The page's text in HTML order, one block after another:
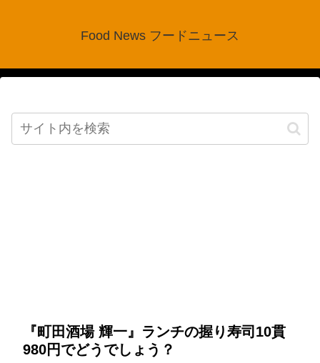
Food News フードニュース
『町田酒場 輝一』ランチの握り寿司10貫
980円でどうでしょう？